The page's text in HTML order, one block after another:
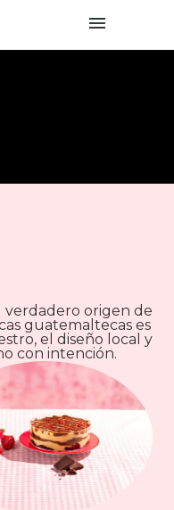
verdadero origen de
guatemaltecas es
el diseño local y
con intención.